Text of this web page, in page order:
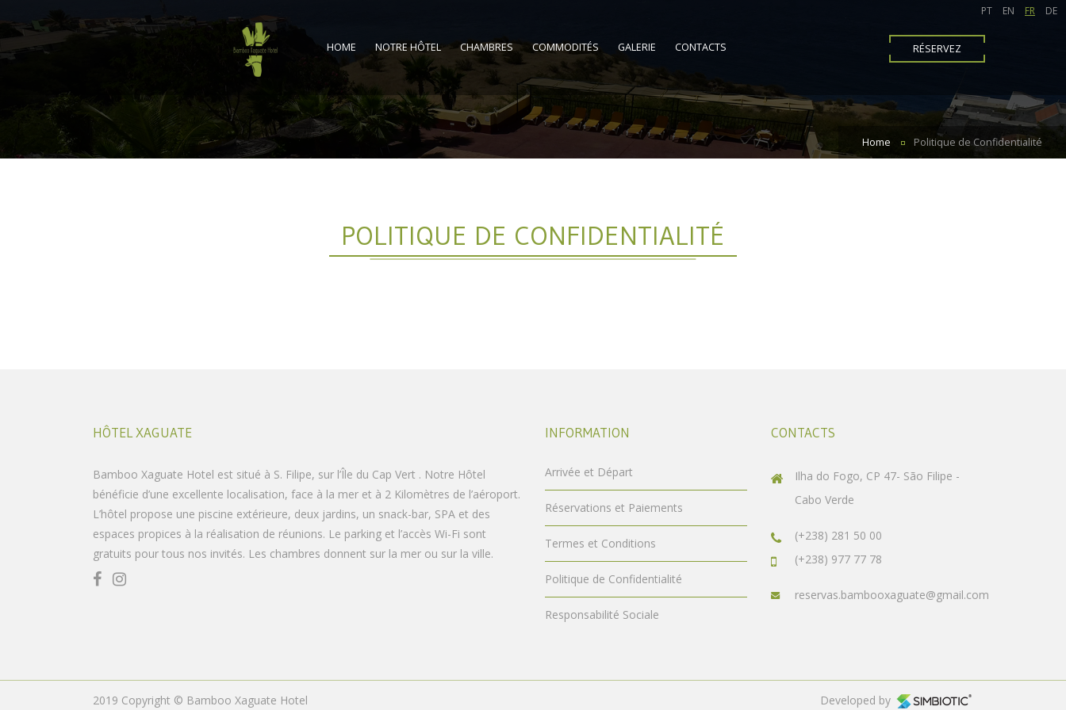
PT EN FR DE
HOME NOTRE HÔTEL CHAMBRES COMMODITÉS GALERIE CONTACTS RÉSERVEZ
Home Politique de Confidentialité
POLITIQUE DE CONFIDENTIALITÉ
HÔTEL XAGUATE
Bamboo Xaguate Hotel est situé à S. Filipe, sur l’Île du Cap Vert . Notre Hôtel
bénéficie d’une excellente localisation, face à la mer et à 2 Kilomètres de l’aéroport.
L’hôtel propose une piscine extérieure, deux jardins, un snack-bar, SPA et des
espaces propices à la réalisation de réunions. Le parking et l’accès Wi-Fi sont
gratuits pour tous nos invités. Les chambres donnent sur la mer ou sur la ville.
INFORMATION
Arrivée et Départ
Réservations et Paiements
Termes et Conditions
Politique de Confidentialité
Responsabilité Sociale
CONTACTS
Ilha do Fogo, CP 47- São Filipe -
Cabo Verde
(+238) 281 50 00
(+238) 977 77 78
reservas.bambooxaguate@gmail.com
2019 Copyright © Bamboo Xaguate Hotel Developed by